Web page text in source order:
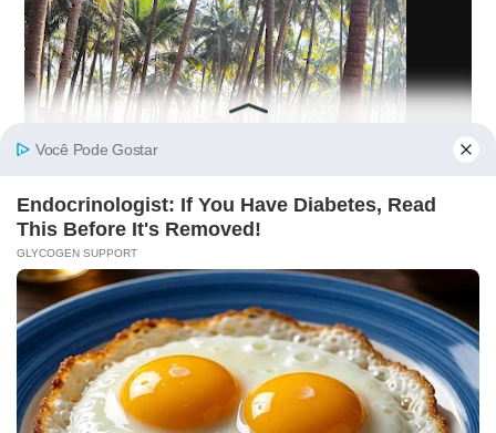
Beira Da Loucura